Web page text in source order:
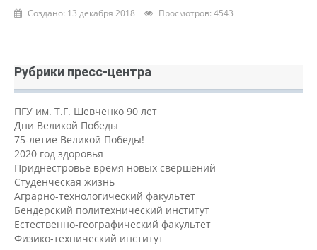
Создано: 13 декабря 2018 Просмотров: 4543
Рубрики пресс-центра
ПГУ им. Т.Г. Шевченко 90 лет
Дни Великой Победы
75-летие Великой Победы!
2020 год здоровья
Приднестровье время новых свершений
Студенческая жизнь
Аграрно-технологический факультет
Бендерский политехнический институт
Естественно-географический факультет
Физико-технический институт